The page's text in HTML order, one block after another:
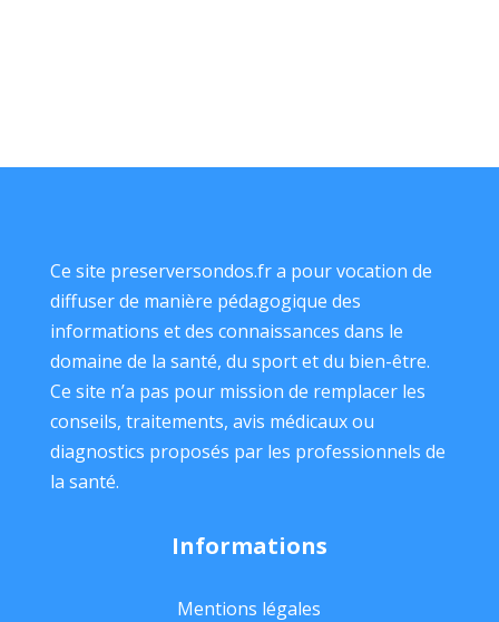
Ce site preserversondos.fr a pour vocation de
diffuser de manière pédagogique des
informations et des connaissances dans le
domaine de la santé, du sport et du bien-être.
Ce site n’a pas pour mission de remplacer les
conseils, traitements, avis médicaux ou
diagnostics proposés par les professionnels de
la santé.
Informations
Mentions légales